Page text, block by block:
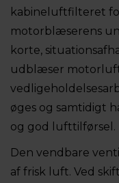
kabineluftfilteret
motorblæserens
korte,
udblæser
øges og samtidigt
og god lufttilførsel.
Den vendbare
af frisk luft. Ved